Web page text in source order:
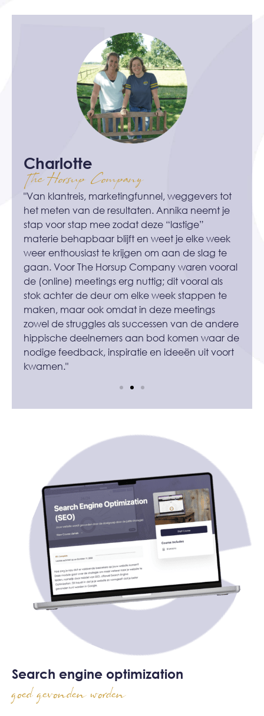
"Van klantreis, marketingfunnel, weggevers tot
het meten van de resultaten. Annika neemt je
stap voor stap mee zodat deze “lastige”
materie behapbaar blijft en weet je elke week
weer enthousiast te krijgen om aan de slag te
gaan. Voor The Horsup Company waren vooral
de (online) meetings erg nuttig; dit vooral als
stok achter de deur om elke week stappen te
maken, maar ook omdat in deze meetings
zowel de struggles als successen van de andere
hippische deelnemers aan bod komen waar de
nodige feedback, inspiratie en ideeën uit voort
kwamen."
Charlotte
The Horsup Company
Search engine optimization
goed gevonden worden